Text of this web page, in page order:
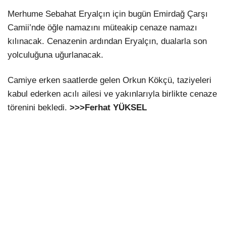
Merhume Sebahat Eryalçın için bugün Emirdağ Çarşı
Camii’nde öğle namazını müteakip cenaze namazı
kılınacak. Cenazenin ardından Eryalçın, dualarla son
yolculuğuna uğurlanacak.
Camiye erken saatlerde gelen Orkun Kökçü, taziyeleri
kabul ederken acılı ailesi ve yakınlarıyla birlikte cenaze
törenini bekledi. >>>Ferhat YÜKSEL